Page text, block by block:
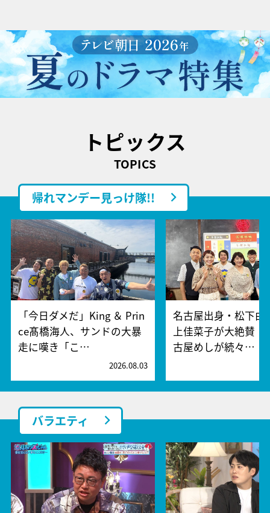
トピックス
TOPICS
帰れマンデー見っけ隊!!
「今日ダメだ」King ＆ Prin
ce髙橋海人、サンドの大暴
走に嘆き「こ…
2026.08.03
名古屋出身・松下由
上佳菜子が大絶賛！
古屋めしが続々…
バラエティ